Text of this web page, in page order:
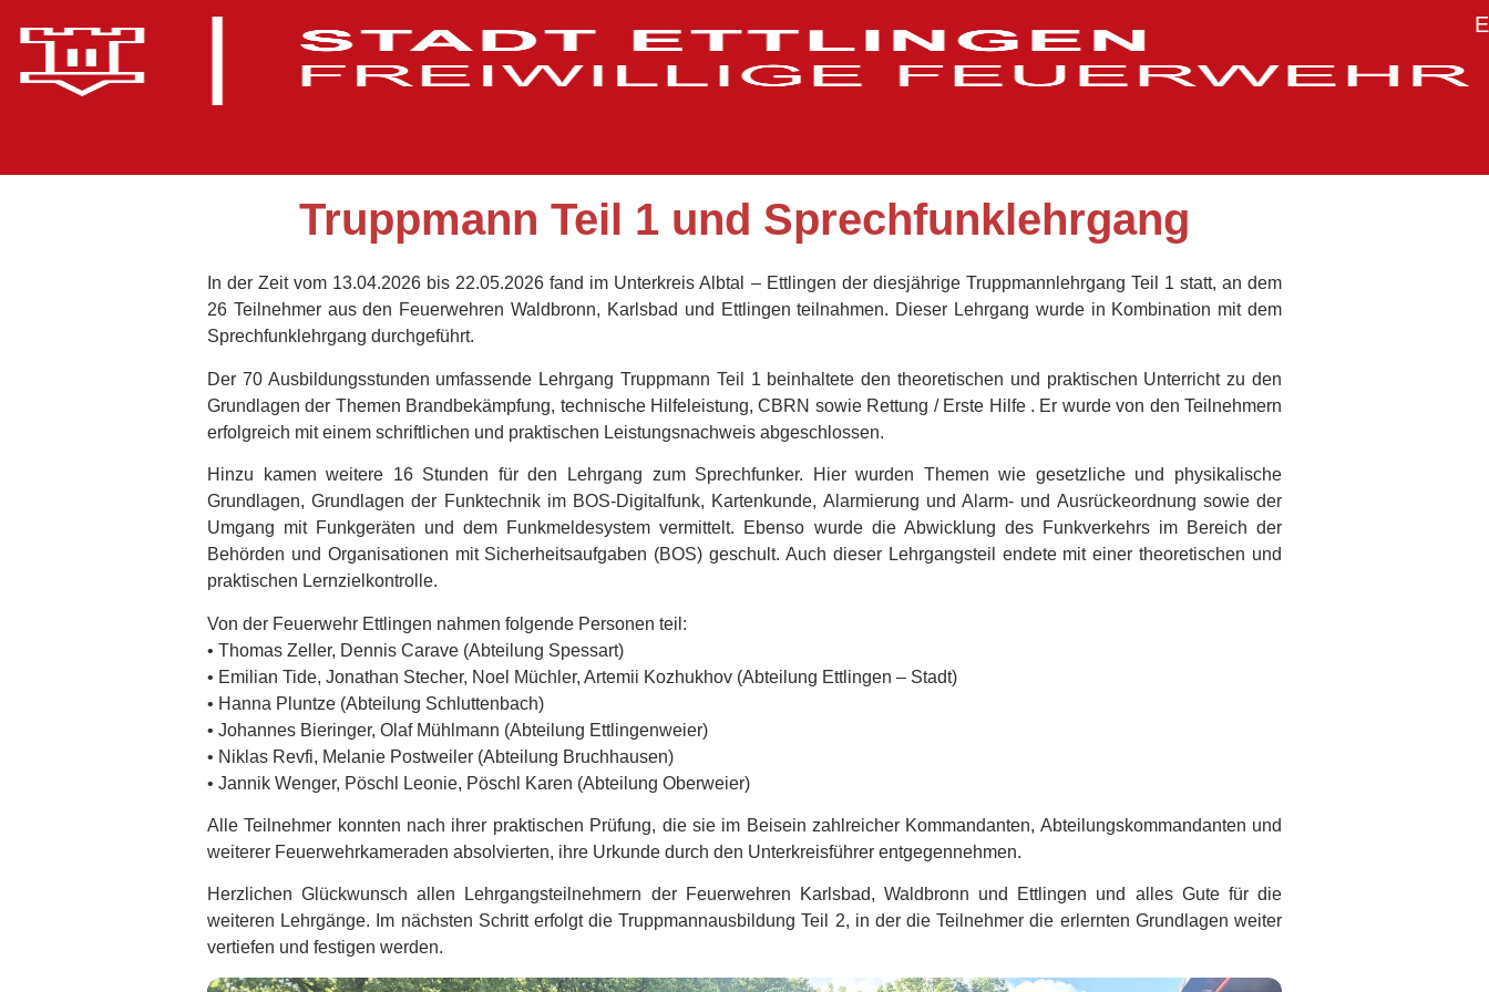
Truppmann Teil 1 und Sprechfunklehrgang
In der Zeit vom 13.04.2026 bis 22.05.2026 fand im Unterkreis Albtal – Ettlingen der diesjährige Truppmannlehrgang Teil 1 statt, an dem
26 Teilnehmer aus den Feuerwehren Waldbronn, Karlsbad und Ettlingen teilnahmen. Dieser Lehrgang wurde in Kombination mit dem
Sprechfunklehrgang durchgeführt.
Der 70 Ausbildungsstunden umfassende Lehrgang Truppmann Teil 1 beinhaltete den theoretischen und praktischen Unterricht zu den
Grundlagen der Themen Brandbekämpfung, technische Hilfeleistung, CBRN sowie Rettung / Erste Hilfe . Er wurde von den Teilnehmern
erfolgreich mit einem schriftlichen und praktischen Leistungsnachweis abgeschlossen.
Hinzu kamen weitere 16 Stunden für den Lehrgang zum Sprechfunker. Hier wurden Themen wie gesetzliche und physikalische
Grundlagen, Grundlagen der Funktechnik im BOS-Digitalfunk, Kartenkunde, Alarmierung und Alarm- und Ausrückeordnung sowie der
Umgang mit Funkgeräten und dem Funkmeldesystem vermittelt. Ebenso wurde die Abwicklung des Funkverkehrs im Bereich der
Behörden und Organisationen mit Sicherheitsaufgaben (BOS) geschult. Auch dieser Lehrgangsteil endete mit einer theoretischen und
praktischen Lernzielkontrolle.
Von der Feuerwehr Ettlingen nahmen folgende Personen teil:
• Thomas Zeller, Dennis Carave (Abteilung Spessart)
• Emilian Tide, Jonathan Stecher, Noel Müchler, Artemii Kozhukhov (Abteilung Ettlingen – Stadt)
• Hanna Pluntze (Abteilung Schluttenbach)
• Johannes Bieringer, Olaf Mühlmann (Abteilung Ettlingenweier)
• Niklas Revfi, Melanie Postweiler (Abteilung Bruchhausen)
• Jannik Wenger, Pöschl Leonie, Pöschl Karen (Abteilung Oberweier)
Alle Teilnehmer konnten nach ihrer praktischen Prüfung, die sie im Beisein zahlreicher Kommandanten, Abteilungskommandanten und
weiterer Feuerwehrkameraden absolvierten, ihre Urkunde durch den Unterkreisführer entgegennehmen.
Herzlichen Glückwunsch allen Lehrgangsteilnehmern der Feuerwehren Karlsbad, Waldbronn und Ettlingen und alles Gute für die
weiteren Lehrgänge. Im nächsten Schritt erfolgt die Truppmannausbildung Teil 2, in der die Teilnehmer die erlernten Grundlagen weiter
vertiefen und festigen werden.